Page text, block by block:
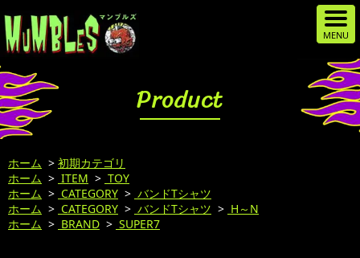
Product
ホーム > 初期カテゴリ
ホーム > ITEM > TOY
ホーム > CATEGORY > バンドTシャツ
ホーム > CATEGORY > バンドTシャツ > H～N
ホーム > BRAND > SUPER7